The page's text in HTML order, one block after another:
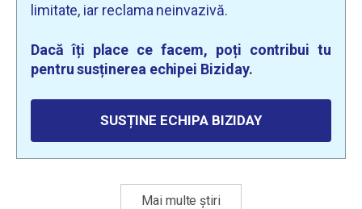
limitate, iar reclama neinvazivă.
Dacă îți place ce facem, poți contribui tu
pentru susținerea echipei Biziday.
SUSȚINE ECHIPA BIZIDAY
Mai multe știri